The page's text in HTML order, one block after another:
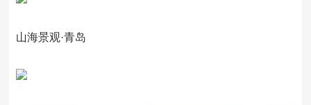
山海景观·青岛